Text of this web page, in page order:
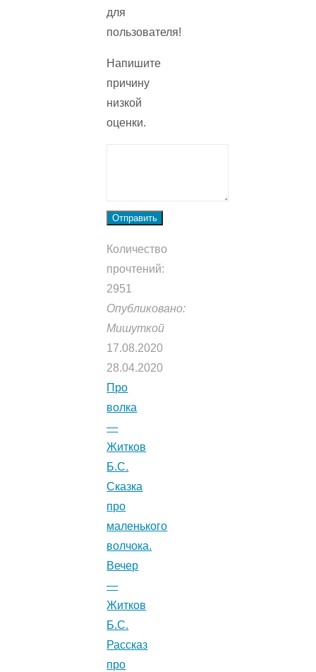
для
пользователя!
Напишите
причину
низкой
оценки.
Отправить
Количество
прочтений:
2951
Опубликовано:
Мишуткой
17.08.2020
28.04.2020
Про
волка
—
Житков
Б.С.
Сказка
про
маленького
волчока.
Вечер
—
Житков
Б.С.
Рассказ
про